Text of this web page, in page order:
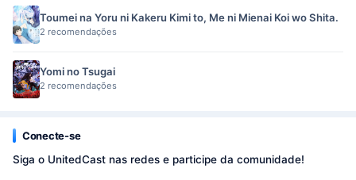
Toumei na Yoru ni Kakeru Kimi to, Me ni Mienai Koi wo Shita.
2 recomendações
Yomi no Tsugai
2 recomendações
Conecte-se
Siga o UnitedCast nas redes e participe da comunidade!